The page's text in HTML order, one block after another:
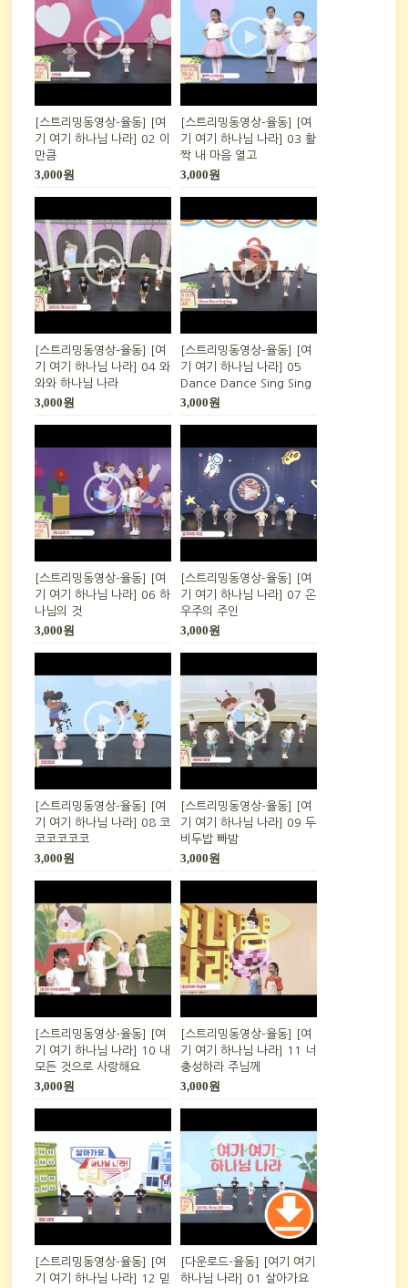
[스트리밍동영상-율동] [여
기 여기 하나님 나라] 02 이
만큼
3,000원
[스트리밍동영상-율동] [여
기 여기 하나님 나라] 03 활
짝 내 마음 열고
3,000원
[스트리밍동영상-율동] [여
기 여기 하나님 나라] 04 와
와와 하나님 나라
3,000원
[스트리밍동영상-율동] [여
기 여기 하나님 나라] 05
Dance Dance Sing Sing
3,000원
[스트리밍동영상-율동] [여
기 여기 하나님 나라] 06 하
나님의 것
3,000원
[스트리밍동영상-율동] [여
기 여기 하나님 나라] 07 온
우주의 주인
3,000원
[스트리밍동영상-율동] [여
기 여기 하나님 나라] 08 코
코코코코코
3,000원
[스트리밍동영상-율동] [여
기 여기 하나님 나라] 09 두
비두밥 빠밤
3,000원
[스트리밍동영상-율동] [여
기 여기 하나님 나라] 10 내
모든 것으로 사랑해요
3,000원
[스트리밍동영상-율동] [여
기 여기 하나님 나라] 11 너
충성하라 주님께
3,000원
[스트리밍동영상-율동] [여
기 여기 하나님 나라] 12 믿
[다운로드-율동] [여기 여기
하나님 나라] 01 살아가요